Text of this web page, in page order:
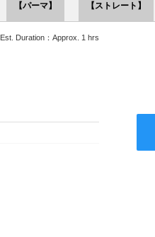
【パーマ】 【ストレート】
Est. Duration：Approx. 1 hrs